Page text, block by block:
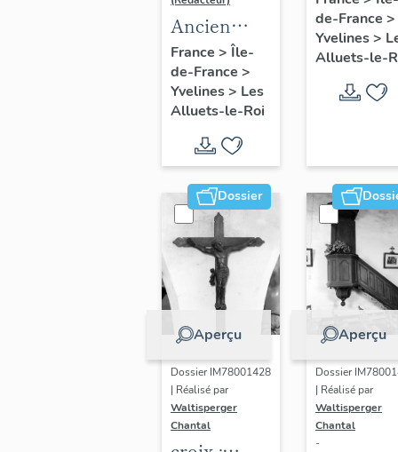
Ancien
maître-
autel
France > Île-
de-France >
Yvelines> Les
Alluets-le-Roi
Louis,
Vierge à
dite
(baies 6
9)
de-France >
Yvelines>
Alluets-le-
Dossier
Aperçu
Dossier IM78001428
| Réalisé par
Waltisperger
Chantal
Aperçu
Dossier
| Réalisé par
Waltisperger
Chantal
-